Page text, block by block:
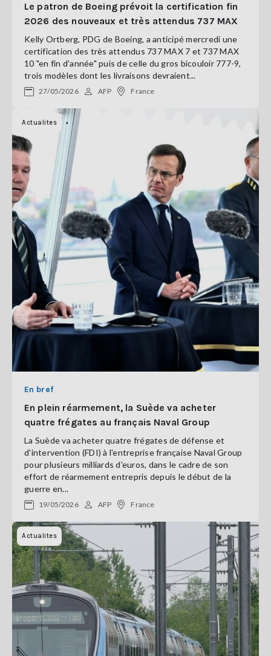
Le patron de Boeing prévoit la certification fin
2026 des nouveaux et très attendus 737 MAX
Kelly Ortberg, PDG de Boeing, a anticipé mercredi une
certification des très attendus 737 MAX 7 et 737 MAX
10 "en fin d'année" puis de celle du gros bicouloir 777-9,
trois modèles dont les livraisons devraient...
27/05/2026 AFP France
Actualites
En bref
En plein réarmement, la Suède va acheter
quatre frégates au français Naval Group
La Suède va acheter quatre frégates de défense et
d'intervention (FDI) à l'entreprise française Naval Group
pour plusieurs milliards d'euros, dans le cadre de son
effort de réarmement entrepris depuis le début de la
guerre en...
19/05/2026 AFP France
Actualites